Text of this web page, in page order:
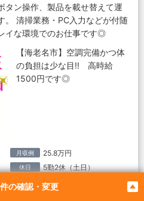
の確認・変更
タン操作、製品を載せ替えて運
。 清掃業務・PC入力などが付随
イな環境でのお仕事です◎
【海老名市】空調完備かつ体
の負担は少な目!! 高時給
1500円です◎
月収例 25.8万円
休日 5勤2休（土日）
相模線 門沢橋駅